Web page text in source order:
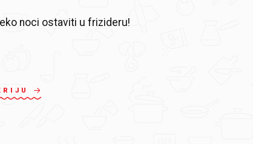
noci ostaviti u frizideru!